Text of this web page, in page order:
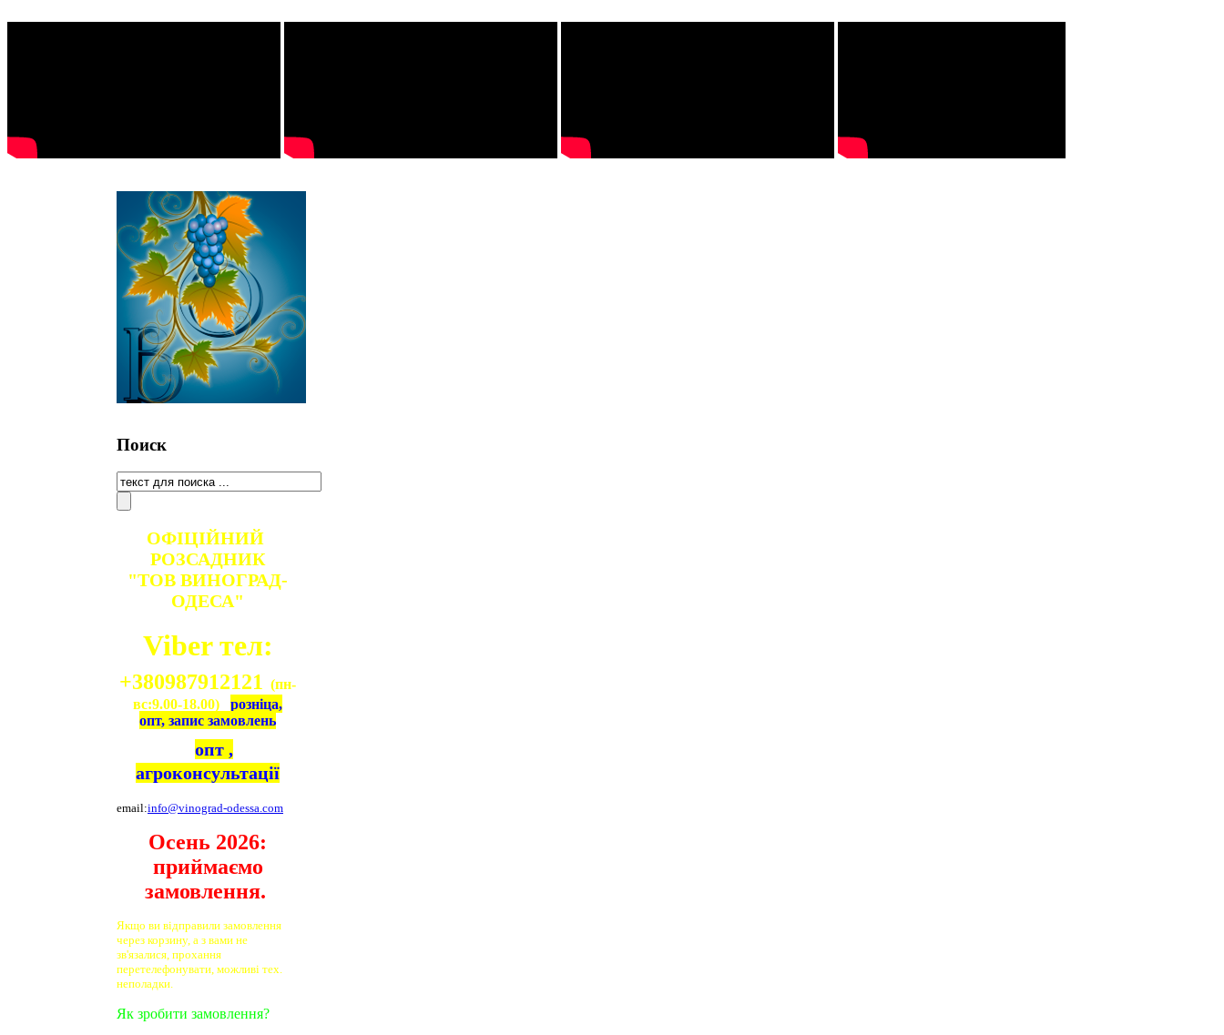
Поиск
ОФІЦІЙНИЙ
РОЗСАДНИК
"ТОВ ВИНОГРАД-
ОДЕСА"
Viber тел:
+380987912121 (пн-
вс:9.00-18.00) розніца,
опт, запис замовлень
опт ,
агроконсультації
email:info@vinograd-odessa.com
Осень 2026:
приймаємо
замовлення.
Якщо ви відправили замовлення
через корзину, а з вами не
зв'язалися, прохання
перетелефонувати, можливі тех.
неполадки.
Як зробити замовлення?